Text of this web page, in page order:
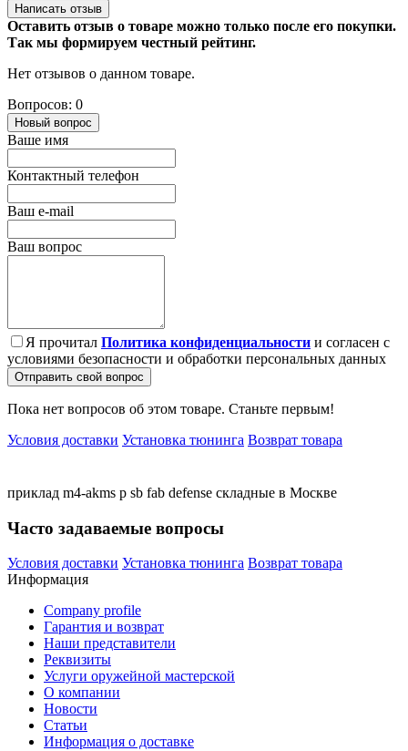
Написать отзыв
Оставить отзыв о товаре можно только после его покупки.
Так мы формируем честный рейтинг.
Нет отзывов о данном товаре.
Вопросов: 0
Новый вопрос
Ваше имя
Контактный телефон
Ваш e-mail
Ваш вопрос
Я прочитал Политика конфиденциальности и согласен с
условиями безопасности и обработки персональных данных
Отправить свой вопрос
Пока нет вопросов об этом товаре. Станьте первым!
Условия доставки Установка тюнинга Возврат товара
приклад m4-akms p sb fab defense складные в Москве
Часто задаваемые вопросы
Условия доставки Установка тюнинга Возврат товара
Информация
Company profile
Гарантия и возврат
Наши представители
Реквизиты
Услуги оружейной мастерской
О компании
Новости
Статьи
Информация о доставке